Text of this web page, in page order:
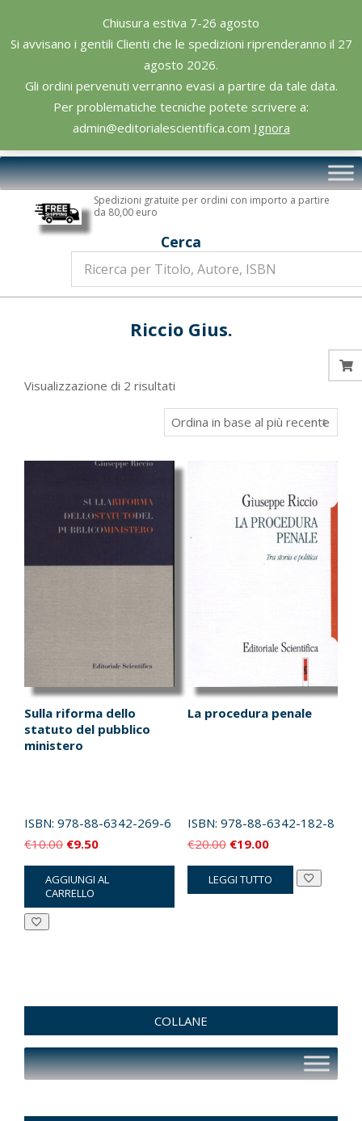
Chiusura estiva 7-26 agosto
Si avvisano i gentili Clienti che le spedizioni riprenderanno il 27
agosto 2026.
Gli ordini pervenuti verranno evasi a partire da tale data.
Per problematiche tecniche potete scrivere a:
admin@editorialescientifica.com Ignora
content
Editoriale
Scientifica
Primary
Navigation
Spedizioni gratuite per ordini con importo a partire
da 80,00 euro
Cerca
Riccio Gius.
Visualizzazione di 2 risultati
in
base
più
Sulla riforma dello
statuto del pubblico
ministero
ISBN: 978-88-6342-269-6
€10.00 Il
prezzo
originale
era:
€9.50Il
prezzo
attuale
è:
AGGIUNGI AL
CARRELLO
La procedura penale
ISBN: 978-88-6342-182-8
€20.00 Il
prezzo
originale
€19.00Il
prezzo
attuale
LEGGI TUTTO
COLLANE